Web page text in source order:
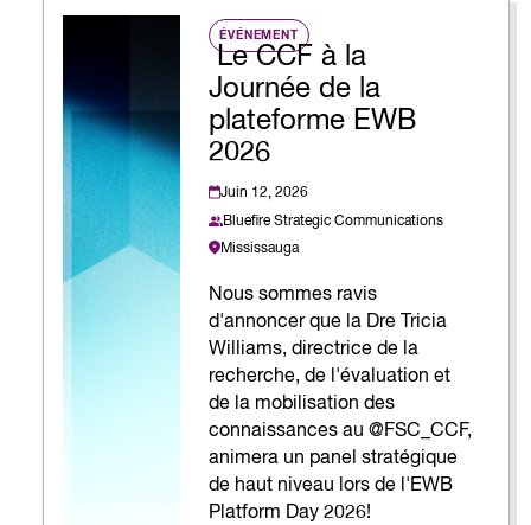
ÉVÉNEMENT
Le CCF à la
Journée de la
plateforme EWB
2026
Juin 12, 2026
Bluefire Strategic Communications
Mississauga
Nous sommes ravis
d'annoncer que la Dre Tricia
Williams, directrice de la
recherche, de l'évaluation et
de la mobilisation des
connaissances au @FSC_CCF,
animera un panel stratégique
de haut niveau lors de l'EWB
Platform Day 2026!